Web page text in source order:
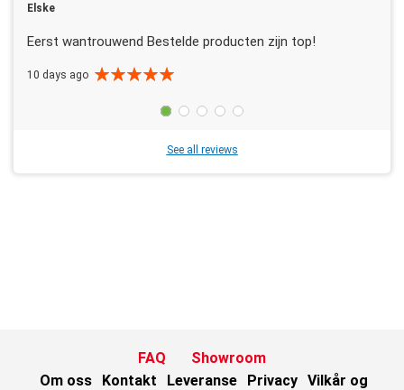
Elske
Eerst wantrouwend Bestelde producten zijn top!
10 days ago
See all reviews
FAQ
Showroom
Om oss
Kontakt Leveranse Privacy Vilkår og